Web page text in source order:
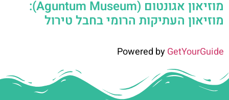
מוזיאון אגונטום (Aguntum Museum):
מוזיאון העתיקות הרומי בחבל טירול
Powered byGetYourGuide